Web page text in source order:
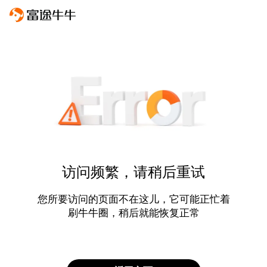
访问频繁，请稍后重试
您所要访问的页面不在这儿，它可能正忙着
刷牛牛圈，稍后就能恢复正常